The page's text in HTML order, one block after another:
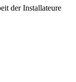
der Installateure